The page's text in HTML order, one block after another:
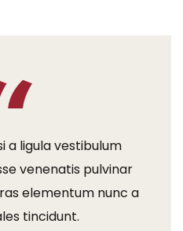
a ligula vestibulum
venenatis pulvinar
elementum nunc a
tincidunt.